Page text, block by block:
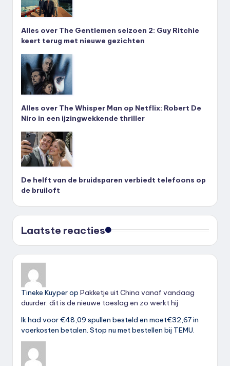
Alles over The Gentlemen seizoen 2: Guy Ritchie
keert terug met nieuwe gezichten
Alles over The Whisper Man op Netflix: Robert De
Niro in een ijzingwekkende thriller
De helft van de bruidsparen verbiedt telefoons op
de bruiloft
Laatste reacties
Tineke Kuyperop Pakketje uit China vanaf vandaag
duurder: dit is de nieuwe toeslag en zo werkt hij
Ik had voor €48,09 spullen besteld en moet€32,67 in
voerkosten betalen. Stop nu met bestellen bij TEMU.